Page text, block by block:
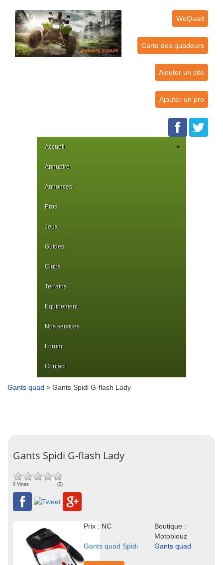
WeQuad
Carte des quadeurs
Ajouter un site
Ajouter un pro
Accueil
Annuaire
Annonces
Pros
Jeux
Guides
Clubs
Terrains
Equipement
Nos services
Forum
Contact
Gants quad > Gants Spidi G-flash Lady
Gants Spidi G-flash Lady
0 Votes (0)
Prix : NC
Boutique :
Motoblouz
Gants quad Spidi
Gants quad